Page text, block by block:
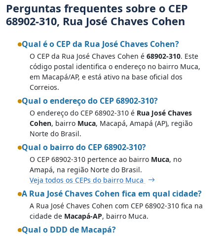
Perguntas frequentes sobre o CEP
68902-310, Rua José Chaves Cohen
Qual é o CEP da Rua José Chaves Cohen?
O CEP da Rua José Chaves Cohen é 68902-310. Este
código postal identifica o endereço no bairro Muca,
em Macapá/AP, e está ativo na base oficial dos
Correios.
Qual o endereço do CEP 68902-310?
O endereço do CEP 68902-310 é Rua José Chaves
Cohen, bairro Muca, Macapá, Amapá (AP), região
Norte do Brasil.
Qual o bairro do CEP 68902-310?
O CEP 68902-310 pertence ao bairro Muca, no
Amapá, na região Norte do Brasil.
Veja todos os CEPs do bairro Muca
A Rua José Chaves Cohen fica em qual cidade?
A Rua José Chaves Cohen com CEP 68902-310 fica na
cidade de Macapá-AP, bairro Muca.
Qual o DDD de Macapá?